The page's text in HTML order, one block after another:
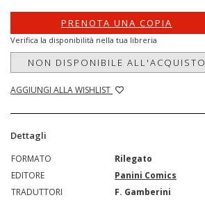
PRENOTA UNA COPIA
Verifica la disponibilità nella tua libreria
NON DISPONIBILE ALL'ACQUISTO
AGGIUNGI ALLA WISHLIST
Dettagli
FORMATO
Rilegato
EDITORE
Panini Comics
TRADUTTORI
F. Gamberini